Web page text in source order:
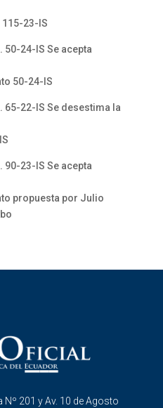
23-IS
50-24-IS Se acepta
50-24-IS
65-22-IS Se desestima la
90-23-IS Se acepta
propuesta por Julio
Nº 201 y Av. 10 de Agosto